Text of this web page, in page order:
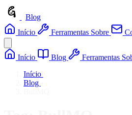
Blog
Início
Ferramentas Sobre
Início Blog Ferramentas
Início
Blog